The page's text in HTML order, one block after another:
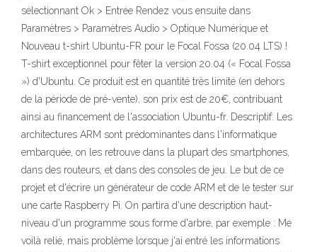
sélectionnant Ok > Entrée Rendez vous ensuite dans
Paramètres > Paramètres Audio > Optique Numérique et
Nouveau t-shirt Ubuntu-FR pour le Focal Fossa (20.04 LTS) !
T-shirt exceptionnel pour fêter la version 20.04 (« Focal Fossa
») d'Ubuntu. Ce produit est en quantité très limité (en dehors
de la période de pré-vente), son prix est de 20€, contribuant
ainsi au financement de l'association Ubuntu-fr. Descriptif: Les
architectures ARM sont prédominantes dans l'informatique
embarquée, on les retrouve dans la plupart des smartphones,
dans des routeurs, et dans des consoles de jeu. Le but de ce
projet et d'écrire un générateur de code ARM et de le tester sur
une carte Raspberry Pi. On partira d'une description haut-
niveau d'un programme sous forme d'arbre, par exemple : Me
voilà relié, mais problème lorsque j'ai entré les informations